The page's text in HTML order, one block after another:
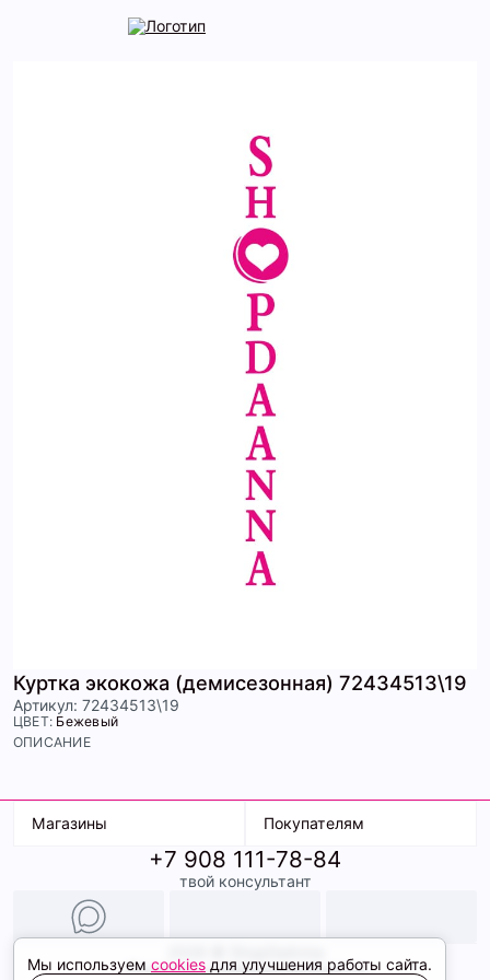
Куртка экокожа (демисезонная) 72434513\19
Артикул: 72434513\19
ЦВЕТ: Бежевый
ОПИСАНИЕ
Магазины
ТК Терминал
ТРК Континент
Покупателям
Доставка
Условия оплаты
Образы
+7 908 111-78-84
твой консультант
Политика конфиденциальности
Мы используем cookies для улучшения работы сайта.